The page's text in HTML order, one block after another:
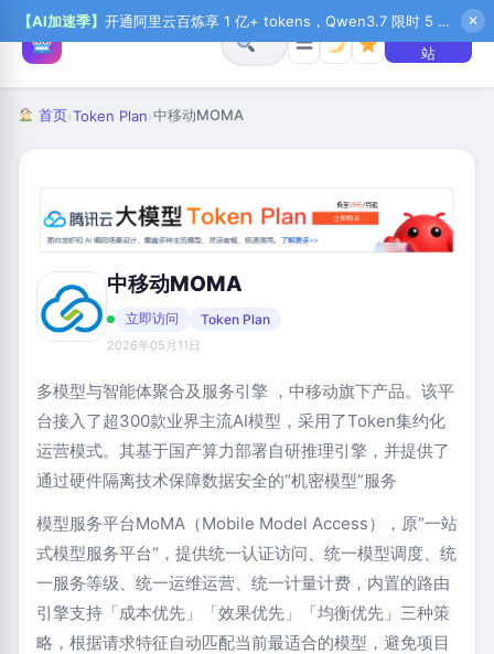
【AI加速季】 开通阿里云百炼享 1 亿+ tokens，Qwen3.7 限时 5 折起，秒悟新注送 1 万积分，加入 OPC 赢百万助力金，QoderWork CN 首月 0 元 ✕
☰
+ 提交网
站
首页›Token Plan›中移动MOMA
中移动MOMA
立即访问 Token Plan
2026年05月11日
多模型与智能体聚合及服务引擎 ，中移动旗下产品。该平
台接入了超300款业界主流AI模型，采用了Token集约化
运营模式。其基于国产算力部署自研推理引擎，并提供了
通过硬件隔离技术保障数据安全的“机密模型”服务
模型服务平台MoMA（Mobile Model Access），原“一站
式模型服务平台“，提供统一认证访问、统一模型调度、统
一服务等级、统一运维运营、统一计量计费，内置的路由
引擎支持「成本优先」「效果优先」「均衡优先」三种策
略，根据请求特征自动匹配当前最适合的模型，避免项目